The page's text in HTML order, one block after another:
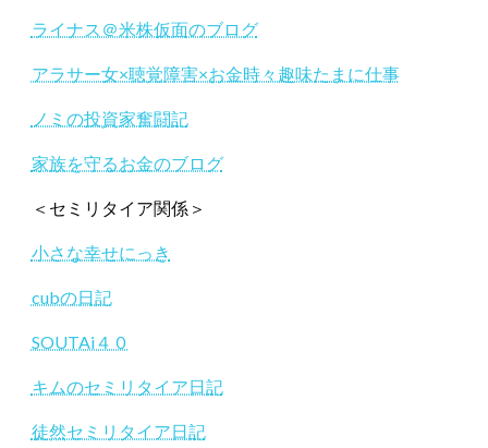
ライナス＠米株仮面のブログ
アラサー女×聴覚障害×お金時々趣味たまに仕事
ノミの投資家奮闘記
家族を守るお金のブログ
＜セミリタイア関係＞
小さな幸せにっき
cubの日記
SOUTAi４０
キムのセミリタイア日記
徒然セミリタイア日記